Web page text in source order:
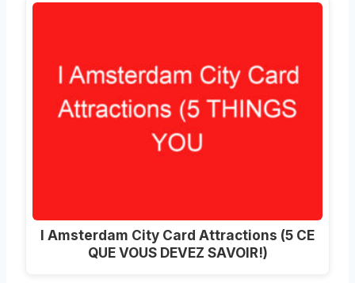
I Amsterdam City Card Attractions (5 CE
QUE VOUS DEVEZ SAVOIR!)